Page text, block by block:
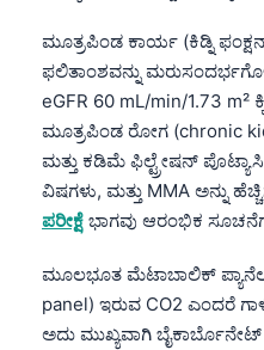
ಮೂತ್ರಪಿಂಡ ಕಾರ್ಯ (ಕಿಡ್ನಿ
ಫಲಿತಾಂಶವನ್ನು
eGFR 60 mL/min/1.73 m²
ಮೂತ್ರಪಿಂಡ ರೋಗ (chronic
ಮತ್ತು ಕಡಿಮೆ ಫಿಲ್ಟ್ರೇಷನ್
ವಿಷಗಳು, ಮತ್ತು MMA ಅನ್ನು
ಪರೀಕ್ಷೆ ಭಾಗವು ಆರಂಭಿಕ
ಮೂಲಭೂತ ಮೆಟಾಬಾಲಿಕ್
panel) ಇರುವ CO2 ಎಂದರೆ
ಅದು ಮುಖ್ಯವಾಗಿ
Русский
Lietuvių kalba
한국어
Slovenščina
Magyar
Shqip
বাংলা